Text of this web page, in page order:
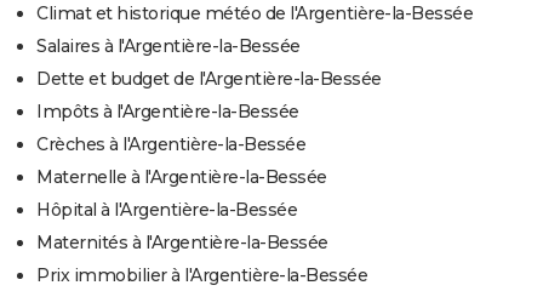
Climat et historique météo de l'Argentière-la-Bessée
Salaires à l'Argentière-la-Bessée
Dette et budget de l'Argentière-la-Bessée
Impôts à l'Argentière-la-Bessée
Crèches à l'Argentière-la-Bessée
Maternelle à l'Argentière-la-Bessée
Hôpital à l'Argentière-la-Bessée
Maternités à l'Argentière-la-Bessée
Prix immobilier à l'Argentière-la-Bessée